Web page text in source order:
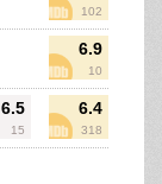
102
6.9
10
6.5
15
6.4
318